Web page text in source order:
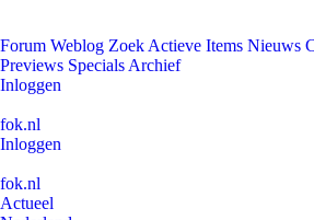
Forum Weblog Zoek Actieve Items Nieuws
Previews Specials Archief
Inloggen
fok.nl
Inloggen
fok.nl
Actueel